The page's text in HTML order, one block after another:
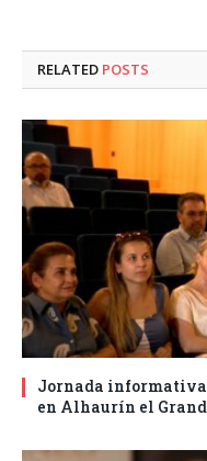
RELATED POSTS
Jornada informativa
en Alhaurín el